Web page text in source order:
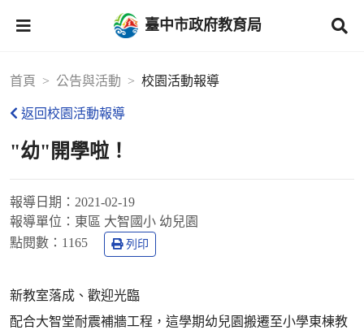
臺中市政府教育局
首頁 公告與活動 校園活動報導
返回校園活動報導
"幼"開學啦！
報導日期： 2021-02-19
報導單位： 東區 大智國小 幼兒園
點閱數： 1165 列印
新教室落成、歡迎光臨
配合大智堂耐震補牆工程，這學期幼兒園搬遷至小學東棟教